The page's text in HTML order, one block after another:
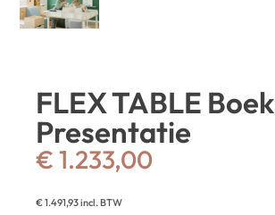
FLEX TABLE Boek
Presentatie
€ 1.233,00
€1.491,93incl. BTW